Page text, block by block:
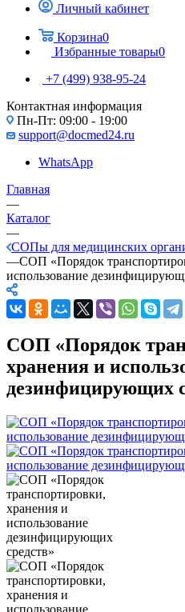
Личный кабинет
Корзина0
Избранные товары0
+7 (499) 938-95-24
Контактная информация
Пн-Пт: 09:00 - 19:00
support@docmed24.ru
WhatsApp
Главная
—
Каталог
—
СОПы для медицинских
—СОП «Порядок
использование
СОП «Порядок
хранения и
дезинфицирующих